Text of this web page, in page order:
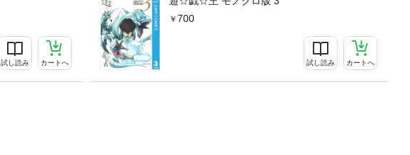
試し読み カートへ
700
試し読み カートへ